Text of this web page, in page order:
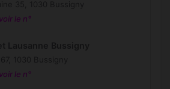
le n°
le n°